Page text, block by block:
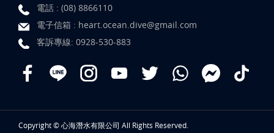
電話 : (08) 8866110
電子信箱 : heart.ocean.dive@gmail.com
客訴專線: 0928-530-883
Copyright © 心海潛水有限公司 All Rights Reserved.